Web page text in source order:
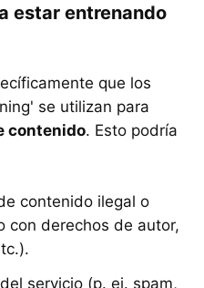
estar entrenando
que los
se utilizan para
contenido. Esto podría
contenido ilegal o
con derechos de autor,
servicio (p. ej. spam,